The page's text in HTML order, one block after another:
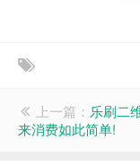
上一篇： 乐刷二
来消费如此简单!